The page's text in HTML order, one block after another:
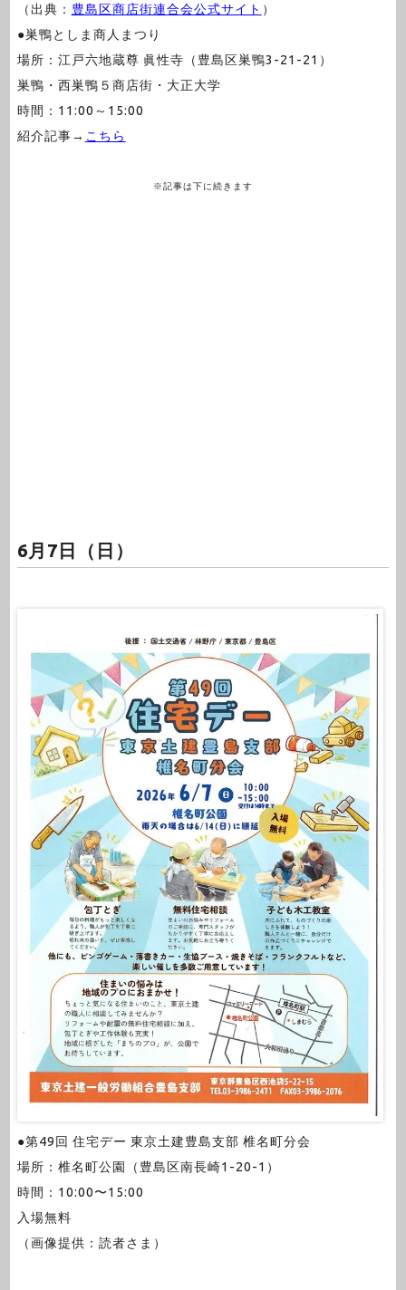
（出典： 豊島区商店街連合会公式サイト ）
●巣鴨としま商人まつり
場所：江戸六地蔵尊 眞性寺（豊島区巣鴨3-21-21）
巣鴨・西巣鴨５商店街・大正大学
時間：11:00～15:00
紹介記事→ こちら
※記事は下に続きます
6月7日（日）
●第49回 住宅デー 東京土建豊島支部 椎名町分会
場所：椎名町公園（豊島区南長崎1-20-1）
時間：10:00〜15:00
入場無料
（画像提供：読者さま）